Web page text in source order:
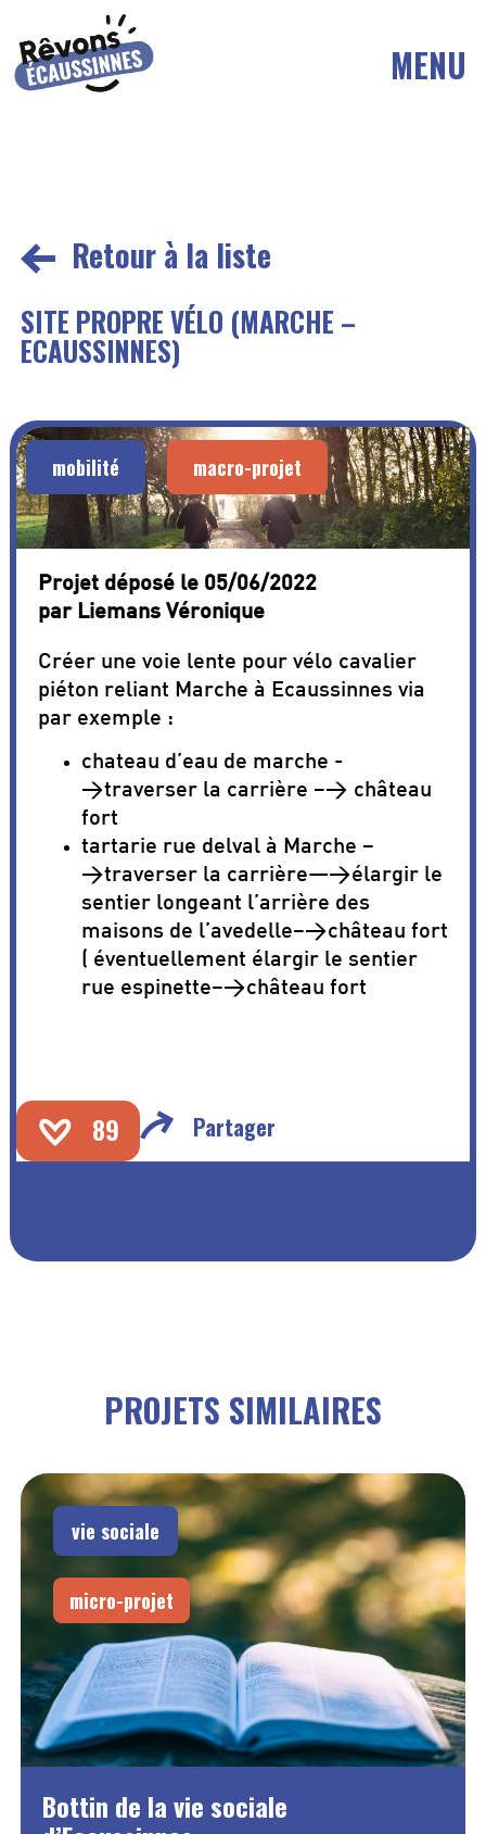
MENU
Retour à la liste
SITE PROPRE VÉLO (MARCHE –
ECAUSSINNES)
mobilité macro-projet
Projet déposé le 05/06/2022
par Liemans Véronique
Créer une voie lente pour vélo cavalier
piéton reliant Marche à Ecaussinnes via
par exemple :
chateau d’eau de marche -
>traverser la carrière –> château
fort
tartarie rue delval à Marche –
>traverser la carrière—>élargir le
sentier longeant l’arrière des
maisons de l’avedelle–>château fort
( éventuellement élargir le sentier
rue espinette–>château fort
89 Partager
PROJETS SIMILAIRES
vie sociale
micro-projet
Bottin de la vie sociale